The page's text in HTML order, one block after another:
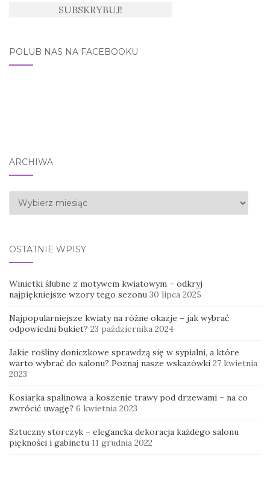
POLUB NAS NA FACEBOOKU
ARCHIWA
Archiwa
OSTATNIE WPISY
Winietki ślubne z motywem kwiatowym – odkryj
najpiękniejsze wzory tego sezonu 30 lipca 2025
Najpopularniejsze kwiaty na różne okazje – jak wybrać
odpowiedni bukiet? 23 października 2024
Jakie rośliny doniczkowe sprawdzą się w sypialni, a które
warto wybrać do salonu? Poznaj nasze wskazówki 27 kwietnia
2023
Kosiarka spalinowa a koszenie trawy pod drzewami – na co
zwrócić uwagę? 6 kwietnia 2023
Sztuczny storczyk – elegancka dekoracja każdego salonu
piękności i gabinetu 11 grudnia 2022